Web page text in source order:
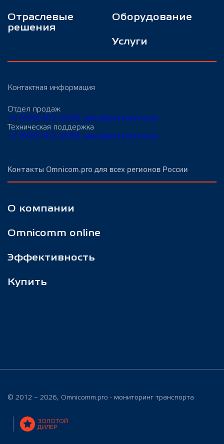
Отраслевые
решения
Оборудование
Услуги
Контактная информация
Отдел продаж
+7 (999) 403-28-88 sales@omnicomm.pro
Техническая поддержка
+7 (999) 403-28-88 sales@omnicomm.pro
Контакты Omnicom.pro для всех регионов России
О компании
Omnicomm online
Эффективность
Купить
© 2012 – 2026, Omnicomm.pro - мониторинг транспорта
ЗОЛОТОЙ
ДИЛЕР